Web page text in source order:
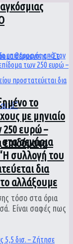
σενάρια
συλλογή του
δια
αλλάξουμε
το
με μηνιαίο
250 ευρώ –
επιδόματα
τόσο στα όρια
Είναι σαφές πως